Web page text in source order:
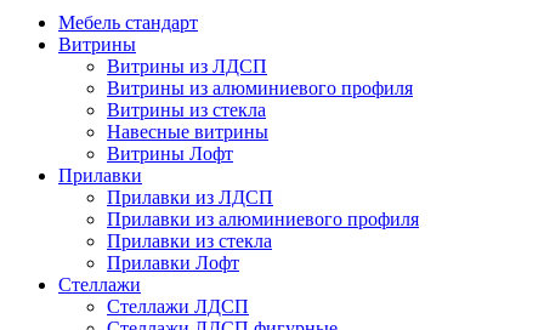
Мебель стандарт
Витрины
Витрины из ЛДСП
Витрины из алюминиевого профиля
Витрины из стекла
Навесные витрины
Витрины Лофт
Прилавки
Прилавки из ЛДСП
Прилавки из алюминиевого профиля
Прилавки из стекла
Прилавки Лофт
Стеллажи
Стеллажи ЛДСП